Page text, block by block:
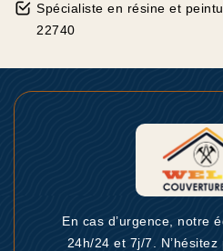
Spécialiste en résine et
22740
En cas d’urgence, notre
24h/24 et 7j/7.